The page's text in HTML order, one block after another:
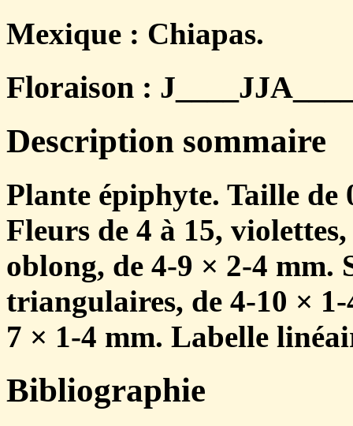
Mexique : Chiapas.
Floraison :
Description sommaire
Plante épiphyte. Taille de
Fleurs de 4 à 15,
oblong, de 4-9 × 2-4 mm.
triangulaires, de 4-10 ×
7 × 1-4 mm. Labelle
Bibliographie